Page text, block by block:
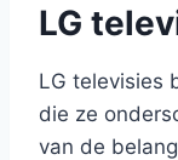
LG
LG televisies
die ze
van de